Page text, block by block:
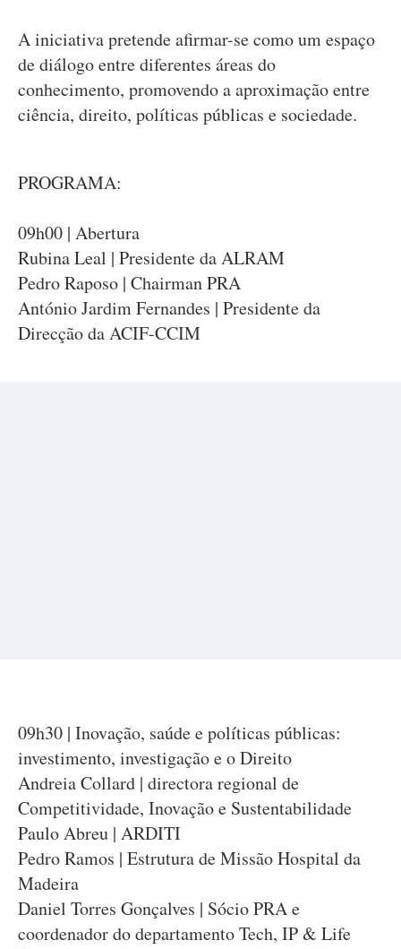
A iniciativa pretende afirmar-se como um espaço
de diálogo entre diferentes áreas do
conhecimento, promovendo a aproximação entre
ciência, direito, políticas públicas e sociedade.
PROGRAMA:
09h00 | Abertura
Rubina Leal | Presidente da ALRAM
Pedro Raposo | Chairman PRA
António Jardim Fernandes | Presidente da
Direcção da ACIF-CCIM
09h30 | Inovação, saúde e políticas públicas:
investimento, investigação e o Direito
Andreia Collard | directora regional de
Competitividade, Inovação e Sustentabilidade
Paulo Abreu | ARDITI
Pedro Ramos | Estrutura de Missão Hospital da
Madeira
Daniel Torres Gonçalves | Sócio PRA e
coordenador do departamento Tech, IP & Life